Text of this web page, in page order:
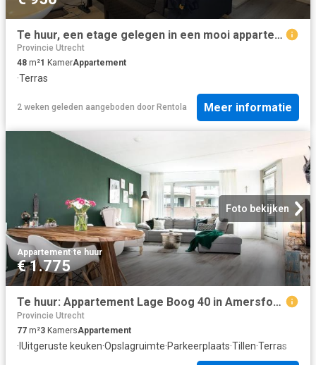
Te huur, een etage gelegen in een mooi appartement
Provincie Utrecht
48 m²1 KamerAppartement
·Terras
2 weken geleden aangeboden door Rentola Meer informatie
Foto bekijken
Appartement·te huur
€ 1.775
Te huur: Appartement Lage Boog 40 in Amersfoort
Provincie Utrecht
77 m²3 KamersAppartement
· IUitgeruste keuken·Opslagruimte·Parkeerplaats·Tillen·Terras